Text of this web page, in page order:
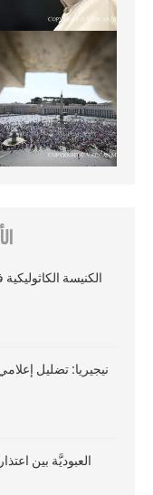
الكنيسة
نيجيريا: تضليل
العبوديَّة بين